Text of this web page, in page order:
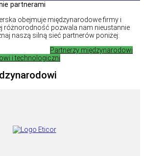
partnerami
obejmuje międzynarodowe firmy i
różnorodność pozwala nam nieustannie
naszą silną sieć partnerów poniżej:
Partnerzy międzynarodowi
i technologiczni